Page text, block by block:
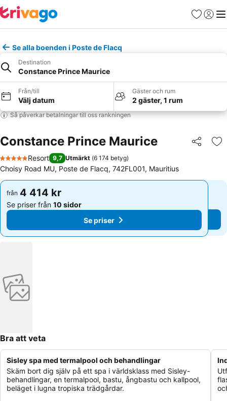
Favoriter
Logga
Se alla boenden i Poste de Flacq
Destination
Constance Prince Maurice
Från/till
Välj datum
Gäster och rum
2 gäster, 1 rum
Så påverkar betalningar till oss rankningen
Constance Prince Maurice Dela
5 Stjärnor
Resort 9,7 Utmärkt (6 174 betyg)
Choisy Road MU, Poste de Flacq, 742FL001, Mauritius
från 4 414 kr
Se priser från 10 sidor
Se priser
från 4 414 kr
Se priser från 10 sidor
Se priser
Bra att veta
Sisley spa med termalpool och behandlingar
Skäm bort dig själv på ett spa i världsklass med Sisley-
behandlingar, en termalpool, bastu, ångbastu och kallpool,
beläget i lugna tropiska trädgårdar.